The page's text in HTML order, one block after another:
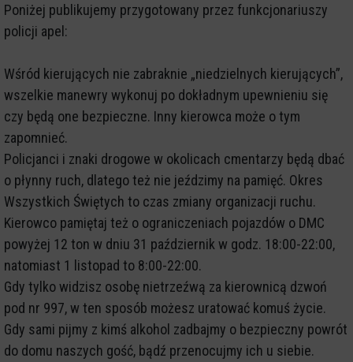
Poniżej publikujemy przygotowany przez funkcjonariuszy
policji apel:
Wśród kierujących nie zabraknie „niedzielnych kierujących”,
wszelkie manewry wykonuj po dokładnym upewnieniu się
czy będą one bezpieczne. Inny kierowca może o tym
zapomnieć.
Policjanci i znaki drogowe w okolicach cmentarzy będą dbać
o płynny ruch, dlatego też nie jeździmy na pamięć. Okres
Wszystkich Świętych to czas zmiany organizacji ruchu.
Kierowco pamiętaj też o ograniczeniach pojazdów o DMC
powyżej 12 ton w dniu 31 październik w godz. 18:00-22:00,
natomiast 1 listopad to 8:00-22:00.
Gdy tylko widzisz osobę nietrzeźwą za kierownicą dzwoń
pod nr 997, w ten sposób możesz uratować komuś życie.
Gdy sami pijmy z kimś alkohol zadbajmy o bezpieczny powrót
do domu naszych gość, bądź przenocujmy ich u siebie.